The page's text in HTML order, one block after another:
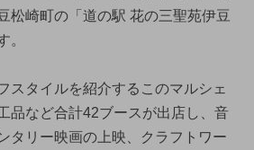
松崎町の「道の駅 花の三聖苑伊豆
。
スタイルを紹介するこのマルシェ
品など合計42ブースが出店し、音
タリー映画の上映、クラフトワー